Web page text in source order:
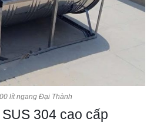
lít ngang Đại Thành
304 cao cấp